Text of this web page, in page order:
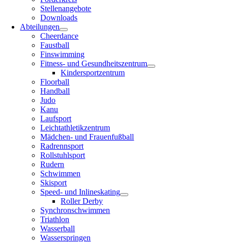
Stellenangebote
Downloads
Abteilungen
Cheerdance
Faustball
Finswimming
Fitness- und Gesundheitszentrum
Kindersportzentrum
Floorball
Handball
Judo
Kanu
Laufsport
Leichtathletikzentrum
Mädchen- und Frauenfußball
Radrennsport
Rollstuhlsport
Rudern
Schwimmen
Skisport
Speed- und Inlineskating
Roller Derby
Synchronschwimmen
Triathlon
Wasserball
Wasserspringen